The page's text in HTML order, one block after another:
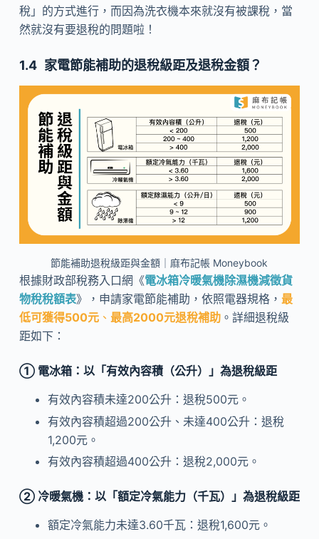
稅」的方式進行，而因為洗衣機本來就沒有被課稅，當
然就沒有要退稅的問題啦！
家電節能補助的退稅級距及退稅金額？
節能補助退稅級距與金額｜麻布記帳 Moneybook
根據財政部稅務入口網《電冰箱冷暖氣機除濕機減徵貨
物稅稅額表》，申請家電節能補助，依照電器規格， 最
低可獲得500元、 最高2000元退稅補助。詳細退稅級
距如下：
① 電冰箱：以「有效內容積（公升）」為退稅級距
有效內容積未達200公升：退稅500元。
有效內容積超過200公升、未達400公升：退稅
1,200元。
有效內容積超過400公升：退稅2,000元。
② 冷暖氣機：以「額定冷氣能力（千瓦）」為退稅級距
額定冷氣能力未達3.60千瓦：退稅1,600元。